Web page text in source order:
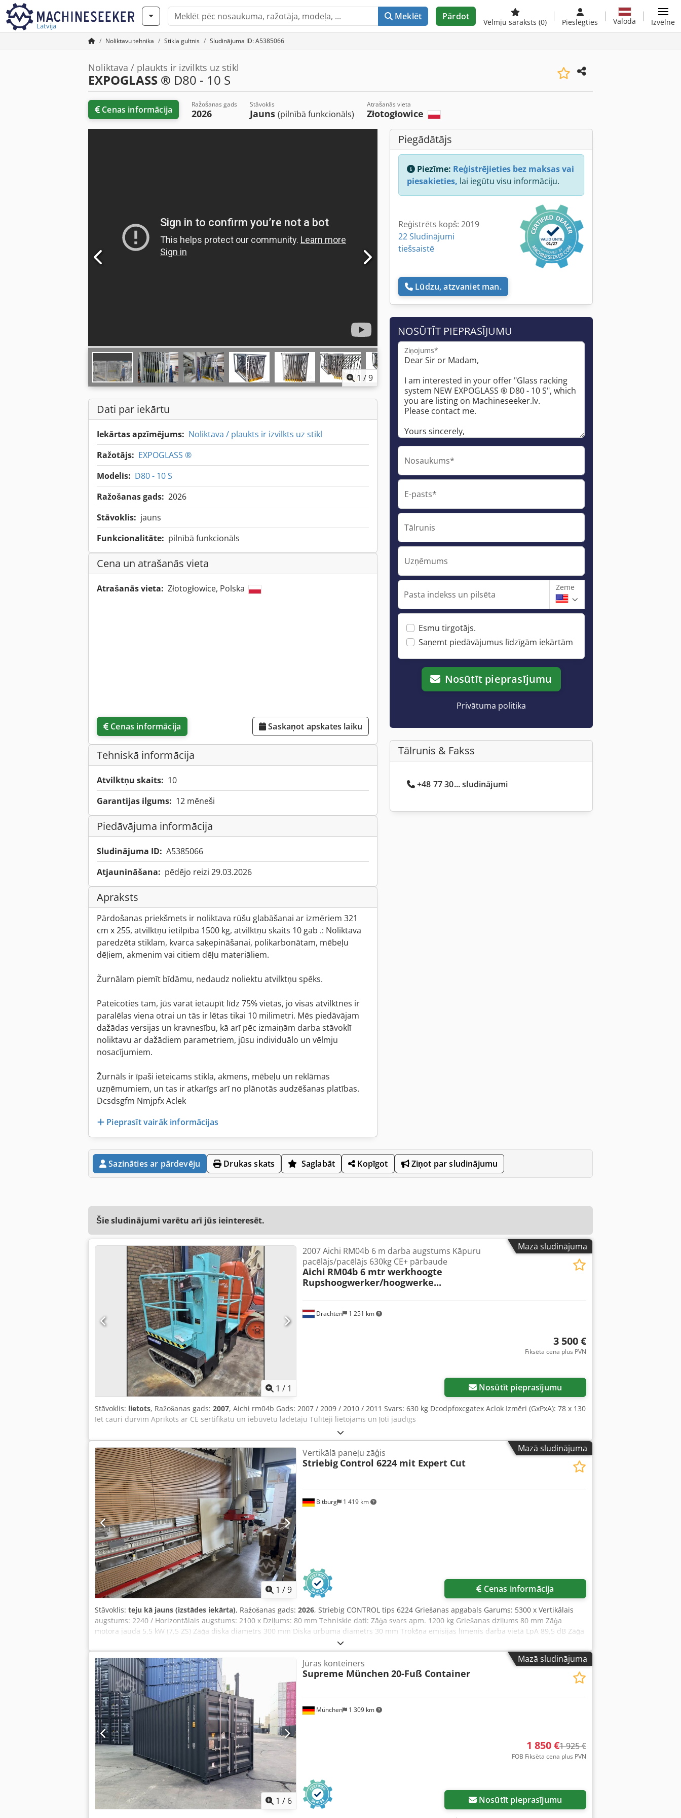
Latvija
Meklēt Pārdot
Vēlmju saraksts (0) Pieslēgties Valoda Izvēlne
Noliktavu tehnika Stikla gultnis Sludinājuma ID: A5385066
Noliktava / plaukts ir izvilkts uz stikl
EXPOGLASS ® D80 - 10 S
Cenas informācija Ražošanas gads
2026
Stāvoklis
Jauns(pilnībā funkcionāls)
Atrašanās vieta
Złotogłowice
1 /9
Dati par iekārtu
Iekārtas apzīmējums: Noliktava / plaukts ir izvilkts uz stikl
Ražotājs: EXPOGLASS ®
Modelis: D80 - 10 S
Ražošanas gads: 2026
Stāvoklis: jauns
Funkcionalitāte: pilnībā funkcionāls
Cena un atrašanās vieta
Atrašanās vieta: Złotogłowice, Polska
Cenas informācija Saskaņot apskates laiku
Tehniskā informācija
Atvilktņu skaits: 10
Garantijas ilgums: 12 mēneši
Piedāvājuma informācija
Sludinājuma ID: A5385066
Atjaunināšana: pēdējo reizi 29.03.2026
Apraksts
Pārdošanas priekšmets ir noliktava rūšu glabāšanai ar izmēriem 321
cm x 255, atvilktņu ietilpība 1500 kg, atvilktņu skaits 10 gab .: Noliktava
paredzēta stiklam, kvarca saķepināšanai, polikarbonātam, mēbeļu
dēļiem, akmenim vai citiem dēļu materiāliem.
Žurnālam piemīt bīdāmu, nedaudz noliektu atvilktņu spēks.
Pateicoties tam, jūs varat ietaupīt līdz 75% vietas, jo visas atvilktnes ir
paralēlas viena otrai un tās ir lētas tikai 10 milimetri. Mēs piedāvājam
dažādas versijas un kravnesību, kā arī pēc izmaiņām darba stāvoklī
noliktavu ar dažādiem parametriem, jūsu individuālo un vēlmju
nosacījumiem.
Žurnāls ir īpaši ieteicams stikla, akmens, mēbeļu un reklāmas
uzņēmumiem, un tas ir atkarīgs arī no plānotās audzēšanas platības.
Dcsdsgfm Nmjpfx Aclek
Pieprasīt vairāk informācijas
Piegādātājs
Piezīme: Reģistrējieties bez maksas vai
piesakieties, lai iegūtu visu informāciju.
Reģistrēts kopš: 2019
22 Sludinājumi
tiešsaistē
Lūdzu, atzvaniet man.
NOSŪTĪT PIEPRASĪJUMU
Ziņojums*
Nosaukums*
E-pasts*
Tālrunis
Uzņēmums
Pasta indekss un pilsēta
Zeme
Esmu tirgotājs.
Saņemt piedāvājumus līdzīgām iekārtām
Nosūtīt pieprasījumu
Privātuma politika
Tālrunis & Fakss
+48 77 30... sludinājumi
Sazināties ar pārdevēju Drukas skats Saglabāt Kopīgot Ziņot par sludinājumu
Šie sludinājumi varētu arī jūs ieinteresēt.
Mazā sludinājuma
1 / 1
Drachten 1 251 km
2007 Aichi RM04b 6 m darba augstums Kāpuru
pacēlājs/pacēlājs 630kg CE+ pārbaude
Aichi RM04b 6 mtr werkhoogte
Rupshoogwerker/hoogwerke...
3 500 €
Fiksēta cena plus PVN
Nosūtīt pieprasījumu
Stāvoklis: lietots, Ražošanas gads: 2007, Aichi rm04b Gads: 2007 / 2009 / 2010 / 2011 Svars: 630 kg Dcodpfoxcgatex Aclok Izmēri (GxPxA): 78 x 130
Iet cauri durvīm Aprīkots ar CE sertifikātu un iebūvētu lādētāju Tūlītēji lietojams un ļoti jaudīgs
Mazā sludinājuma
1 /9
Bitburg 1 419 km
Vertikālā paneļu zāģis
Striebig Control 6224 mit Expert Cut
Cenas informācija
Stāvoklis: teju kā jauns (izstādes iekārta), Ražošanas gads: 2026, Striebig CONTROL tips 6224 Griešanas apgabals Garums: 5300 x Vertikālais
augstums: 2240 / Horizontālais augstums: 2100 x Dziļums: 80 mm Tehniskie dati: Zāģa svars apm. 1200 kg Griešanas dziļums 80 mm Zāģa
motora jauda 5,5 kW (7,5 ZS) Zāģa diska diametrs 300 mm Diska urbuma diametrs 30 mm Trokšņa emisijas līmenis darba vietā LpA 89,5 dB Zāģa
diska apgriezieni 4800 apgr./min 2 nosūces pieslēgumi Ø 140 mm Saspiestā gaisa pieslēgums 6-10 bāri Pievades jauda 7,3 kW (10,7 kW) Tīkla
pieslēgums 3 x 400 V / 50 Hz Iepriekšējās iegriezuma zāģēšanas agregāts VSA (bezpakāpju) Nelielas alumīnija detaļas Brīvi stāvoša balsta
kompl., tips: 6 ExpertCut Mašīnas datu sagatavošana (Industry 4.0 gatavs) Dodpjy Ehnyofx Acljck Striebig pakalpojums Datu imports / Etiķešu
izkārtojums Pielāgota datu importa interfeisa un etiķešu izkārtojuma iestatīšana. Klienta .csv fails tiek pārbaudīts un testēts ar griešanas
optimizācijas importa draiveriem. Etiķešu izkārtojums tiek pielāgots klienta vajadzībām un sagatavots. Atrašanās vieta: no noliktavas 54634
Bitburg - pieejams uzreiz -
Mazā sludinājuma
1 / 6
München 1 309 km
Jūras konteiners
Supreme München 20-Fuß Container
1 850 €1 925 €
FOB Fiksēta cena plus PVN
Nosūtīt pieprasījumu